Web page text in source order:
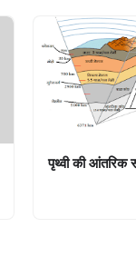
पृथ्वी की आंतरिक